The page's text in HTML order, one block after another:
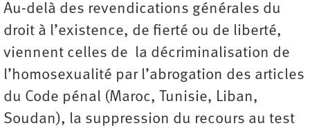
Au-delà des revendications générales du
droit à l’existence, de fierté ou de liberté,
viennent celles de la décriminalisation de
l’homosexualité par l’abrogation des articles
du Code pénal (Maroc, Tunisie, Liban,
Soudan), la suppression du recours au test